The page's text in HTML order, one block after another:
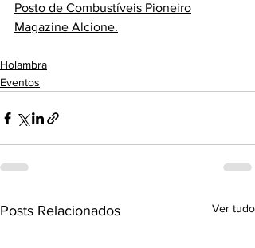
Posto de Combustíveis Pioneiro
Magazine Alcione.
Holambra
Eventos
Posts Relacionados Ver tudo